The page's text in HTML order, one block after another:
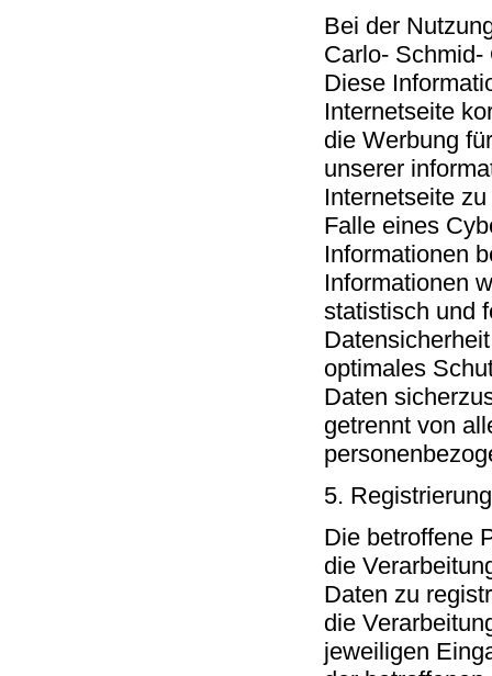
Bei der
Carlo-
Diese
Internetseite
die Werbung
unserer
Internetseite
Falle eines
Informationen
Informationen
statistisch und
optimales
Daten
getrennt von
5.
Die betroffene
die
Daten zu
die
jeweiligen